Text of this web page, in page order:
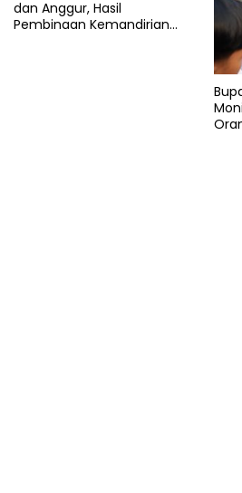
dan Anggur, Hasil
Pembinaan Kemandirian